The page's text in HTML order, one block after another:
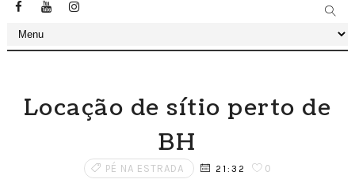
Locação de sítio perto de
BH
PÉ NA ESTRADA 21:32 0